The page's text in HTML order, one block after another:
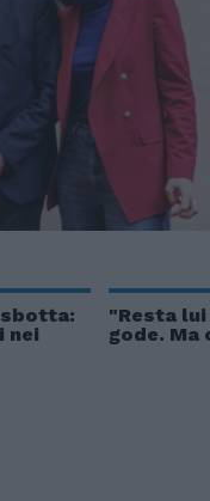
sbotta:
nei
"Resta
gode. Ma